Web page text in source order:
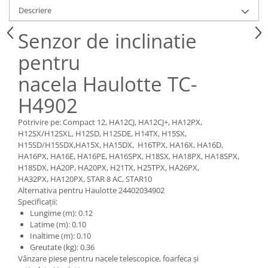
Fulie
Pistoane
Turbosuflanta
Diverse piese motor
Furtune si conducte
Injectoare
Chiuloasa
Vibrochen - ax came - arbore cotit
Camasa piston
Segmenti motor
Termoflot
Cablu acceleratie
Senzori de presiune ulei
Vaporizatoare
Radiatoare AC
Piese frana
Discuri de frana
Piese Iveco
Piese Nifty Lift
Piese Grove
Piese motor Perkins
Piese Deutz Fahr
Piese Atlas Copco
Piese Hitachi
Piese Vermeer
Piese Gehl
Piese Socage
Piese Kaeser
Piese Wacker Neuson
Piese David Brown
Piese Mc Cormick
Descriere
Senzor de inclinatie
pentru
nacela Haulotte TC-
H4902
Potrivire pe: Compact 12, HA12CJ, HA12CJ+, HA12PX,
H12SX/H12SXL, H12SD, H12SDE, H14TX, H15SX,
H15SD/H15SDX,HA15X, HA15DX, H16TPX, HA16X, HA16D,
HA16PX, HA16E, HA16PE, HA16SPX, H18SX, HA18PX, HA18SPX,
H18SDX, HA20P, HA20PX, H21TX, H25TPX, HA26PX,
HA32PX, HA120PX, STAR 8 AC, STAR10
Alternativa pentru Haulotte 24402034902
Specificații:
Lungime (m): 0.12
Latime (m): 0.10
Inaltime (m): 0.10
Greutate (kg): 0.36
Vânzare piese pentru nacele telescopice, foarfeca și